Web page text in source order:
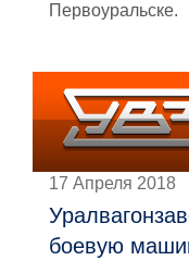
Первоуральске.
17 Апреля 2018
боевую